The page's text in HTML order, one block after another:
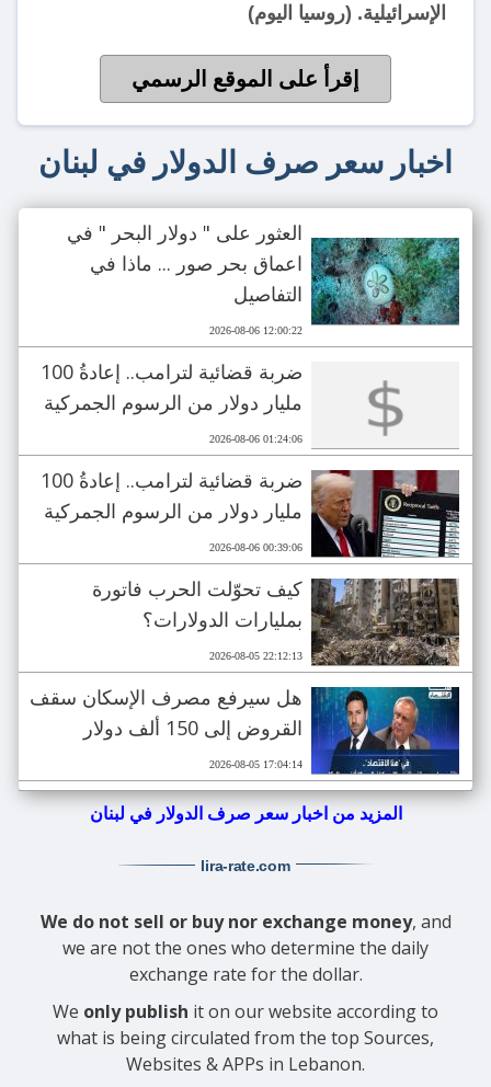
الإسرائيلية. (روسيا اليوم)
إقرأ على الموقع الرسمي
اخبار سعر صرف الدولار في لبنان
العثور على " دولار البحر " في
اعماق بحر صور ... ماذا في
التفاصيل
2026-08-06 12:00:22
ضربة قضائية لترامب.. إعادةُ 100
مليار دولار من الرسوم الجمركية
2026-08-06 01:24:06
ضربة قضائية لترامب.. إعادةُ 100
مليار دولار من الرسوم الجمركية
2026-08-06 00:39:06
كيف تحوّلت الحرب فاتورة
بمليارات الدولارات؟
2026-08-05 22:12:13
هل سيرفع مصرف الإسكان سقف
القروض إلى 150 ألف دولار
2026-08-05 17:04:14
المزيد من اخبار سعر صرف الدولار في لبنان
lira-rate.com
We do not sell or buy nor exchange money, and
we are not the ones who determine the daily
exchange rate for the dollar.
We only publish it on our website according to
what is being circulated from the top Sources,
Websites & APPs in Lebanon.